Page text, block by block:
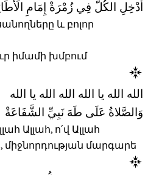
أَدْخِلِ الكُلَّ فِي زُمْرَةْ إِمَامِ
և բոլոր
իմամի խմբում
الله الله يا الله الله الله يا الله
وَالصَّلاةُ عَلَى طَهَ نَبِيِّ الشَّفَاعَةْ
Ալլահ, ո՛վ Ալլահ
մարգարե